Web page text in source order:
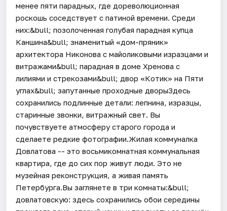
менее пяти парадных, где дореволюционная
роскошь соседствует с патиной времени. Среди
них:&bull; позолоченная голубая парадная купца
Каншина&bull; знаменитый «дом-пряник»
архитектора Никонова с майоликовыми изразцами и
витражами&bull; парадная в доме Хренова с
лилиями и стрекозами&bull; двор «Котик» на Пяти
углах&bull; запутанные проходные дворыЗдесь
сохранились подлинные детали: лепнина, изразцы,
старинные звонки, витражный свет. Вы
почувствуете атмосферу старого города и
сделаете редкие фотографии.Жилая коммуналка
Довлатова -- это восьмикомнатная коммунальная
квартира, где до сих пор живут люди. Это не
музейная реконструкция, а живая память
Петербурга.Вы заглянете в три комнаты:&bull;
довлатовскую: здесь сохранились обои середины